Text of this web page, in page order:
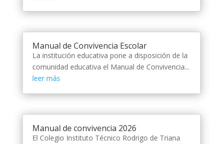
Manual de Convivencia Escolar
La institución educativa pone a disposición de la
comunidad educativa el Manual de Convivencia...
leer más
Manual de convivencia 2026
El Colegio Instituto Técnico Rodrigo de Triana